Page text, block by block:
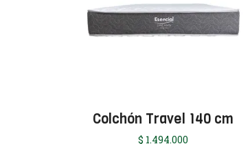
Colchón Travel 140 cm
$ 1.494.000